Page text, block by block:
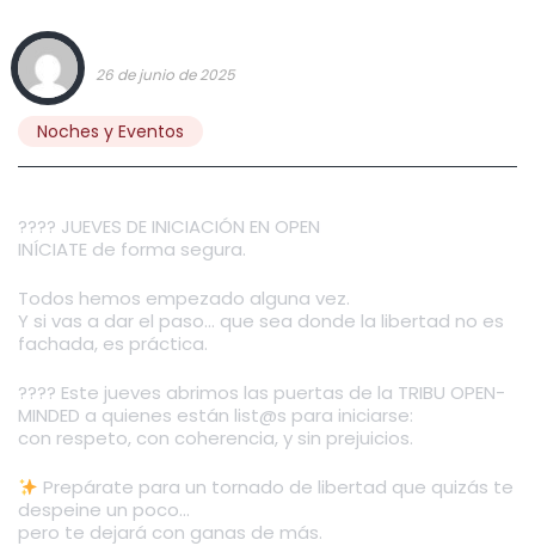
26 de junio de 2025
Noches y Eventos
???? JUEVES DE INICIACIÓN EN OPEN
INÍCIATE de forma segura.
Todos hemos empezado alguna vez.
Y si vas a dar el paso… que sea donde la libertad no es
fachada, es práctica.
???? Este jueves abrimos las puertas de la TRIBU OPEN-
MINDED a quienes están list@s para iniciarse:
con respeto, con coherencia, y sin prejuicios.
Prepárate para un tornado de libertad que quizás te
despeine un poco…
pero te dejará con ganas de más.